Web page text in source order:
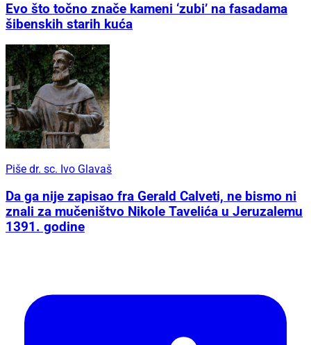
Evo što točno znače kameni ‘zubi’ na fasadama
šibenskih starih kuća
Piše dr. sc. Ivo Glavaš
Da ga nije zapisao fra Gerald Calveti, ne bismo ni
znali za mučeništvo Nikole Tavelića u Jeruzalemu
1391. godine